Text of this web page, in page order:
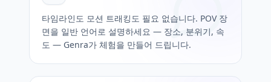
타임라인도 모션 트래킹도 필요 없습니다. POV 장
면을 일반 언어로 설명하세요 — 장소, 분위기, 속
도 — Genra가 체험을 만들어 드립니다.